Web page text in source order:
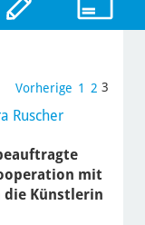
Vorherige 1 2 3
Ruscher
mit
die Künstlerin